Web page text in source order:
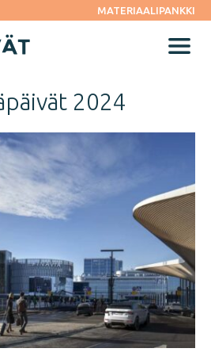
MATERIAALIPANKKI
Menu
2024